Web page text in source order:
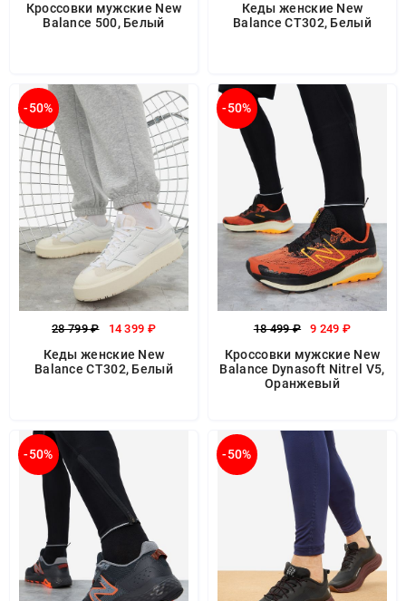
Кроссовки мужские New
Balance 500, Белый
Кеды женские New
Balance CT302, Белый
-50%
28 799 ₽ 14 399 ₽
Кеды женские New
Balance CT302, Белый
-50%
18 499 ₽ 9 249 ₽
Кроссовки мужские New
Balance Dynasoft Nitrel V5,
Оранжевый
-50% -50%